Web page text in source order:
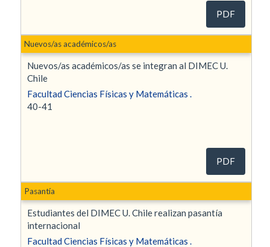
PDF
Nuevos/as académicos/as se integran al DIMEC U.
Chile
Facultad Ciencias Físicas y Matemáticas .
40-41
Nuevos/as académicos/as
PDF
Estudiantes del DIMEC U. Chile realizan pasantía
internacional
Facultad Ciencias Físicas y Matemáticas .
Pasantía